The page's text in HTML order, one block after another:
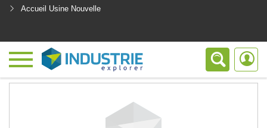
Accueil Usine Nouvelle